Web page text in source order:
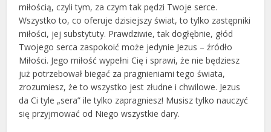
miłością, czyli tym, za czym tak pędzi Twoje serce.
Wszystko to, co oferuje dzisiejszy świat, to tylko zastępniki
miłości, jej substytuty. Prawdziwie, tak dogłębnie, głód
Twojego serca zaspokoić może jedynie Jezus – źródło
Miłości. Jego miłość wypełni Cię i sprawi, że nie będziesz
już potrzebował biegać za pragnieniami tego świata,
zrozumiesz, że to wszystko jest złudne i chwilowe. Jezus
da Ci tyle „sera” ile tylko zapragniesz! Musisz tylko nauczyć
się przyjmować od Niego wszystkie dary.